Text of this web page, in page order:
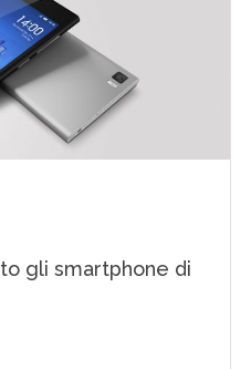
gli smartphone di